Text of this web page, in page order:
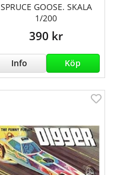
SPRUCE GOOSE. SKALA
1/200
390 kr
Info Köp